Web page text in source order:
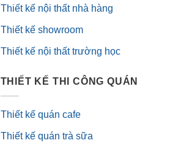
Thiết kế nội thất nhà hàng
Thiết kế showroom
Thiết kế nội thất trường học
THIẾT KẾ THI CÔNG QUÁN
Thiết kế quán cafe
Thiết kế quán trà sữa